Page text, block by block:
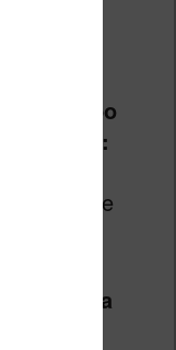
très
la Kobo
:
taille
coûtera